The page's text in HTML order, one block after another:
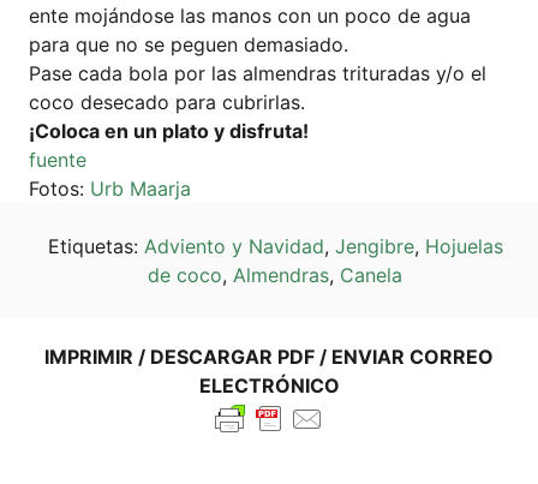
en­te moján­do­se las manos con un poco de agua
para que no se peguen dema­sia­do.
Pase cada bola por las almen­dras tri­tu­ra­das y/o el
coco deseca­do para cubrirlas.
¡Colo­ca en un pla­to y disfruta!
fuen­te
Fotos: Urb Maar­ja
Eti­que­tas: Advi­en­to y Navi­dad, Jen­gib­re, Hojue­las
de coco, Almen­dras, Canela
IMPRI­MIR / DES­CAR­GAR PDF / ENVI­AR COR­REO
ELECTRÓNICO